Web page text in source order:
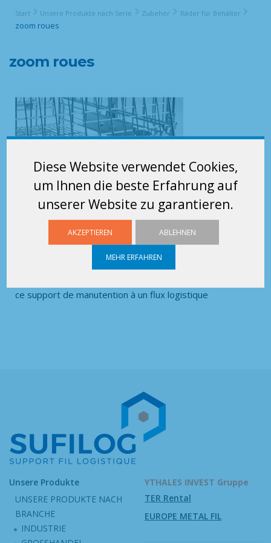
Diese Website verwendet Cookies,
um Ihnen die beste Erfahrung auf
unserer Website zu garantieren.
AKZEPTIEREN ABLEHNEN
MEHR ERFAHREN
Start Unsere Produkte nach Serie Zubehör Räder für Behälter
zoom roues
zoom roues
ce support de manutention à un flux logistique
Unsere Produkte
UNSERE PRODUKTE NACH
BRANCHE
INDUSTRIE
YTHALES INVEST Gruppe
TER Rental
EUROPE METAL FIL